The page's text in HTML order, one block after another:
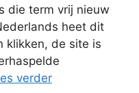
die term vrij nieuw
heet dit
klikken, de site is
verder